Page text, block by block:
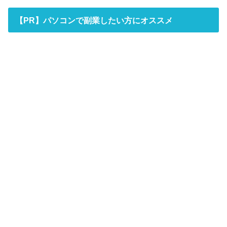
【PR】パソコンで副業したい方にオススメ